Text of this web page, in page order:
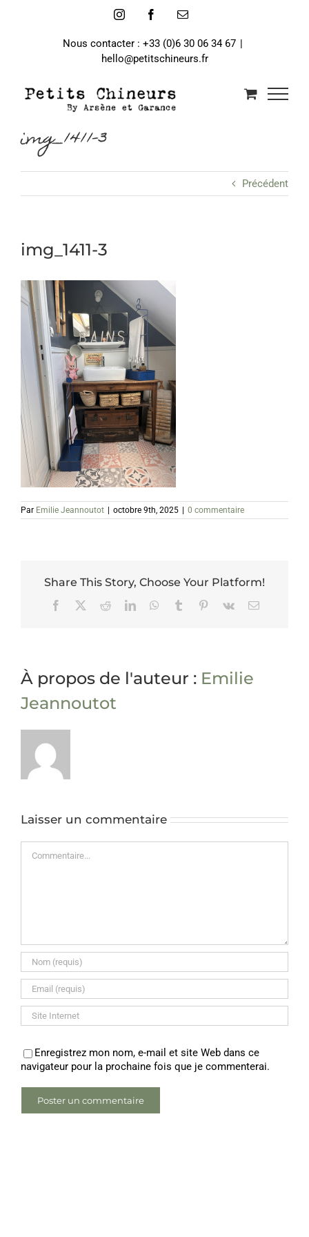
InstagramFacebookEmail
Nous contacter : +33 (0)6 30 06 34 67 |
hello@petitschineurs.fr
img_1411-3
Précédent
img_1411-3
Par Emilie Jeannoutot octobre 9th, 2025 0 commentaire
Share This Story, Choose Your Platform!
Facebook RedditLinkedInWhatsApp
Tumblr Pinterest
Vk Email
À propos de l'auteur : Emilie
Jeannoutot
Laisser un commentaire
Enregistrez mon nom, e-mail et site Web dans ce
navigateur pour la prochaine fois que je commenterai.